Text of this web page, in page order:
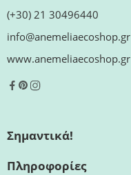
(+30) 21 30496440
info@anemeliaecoshop.gr
www.anemeliaecoshop.gr
Σημαντικά!
Πληροφορίες